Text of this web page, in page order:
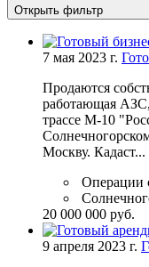
Открыть фильтр
7 мая 2023 г.
Продаются
работающая
трассе М-10
Москву. Кадаст...
Операции
20 000 000 руб.
9 апреля 2023 г.